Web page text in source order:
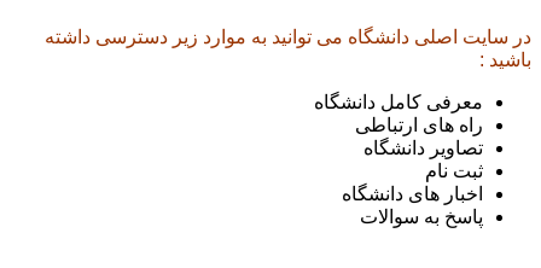
در سایت اصلی دانشگاه می توانید به موارد زیر دسترسی داشته
باشید :
معرفی کامل دانشگاه
راه های ارتباطی
تصاویر دانشگاه
ثبت نام
اخبار های دانشگاه
پاسخ به سوالات